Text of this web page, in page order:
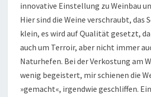
innovative Einstellung zu Weinbau
Hier sind die Weine verschraubt, das
klein, es wird auf Qualität gesetzt,
auch um Terroir, aber nicht immer
Naturhefen. Bei der Verkostung am
wenig begeistert, mir schienen die
»gemacht«, irgendwie geschliffen.